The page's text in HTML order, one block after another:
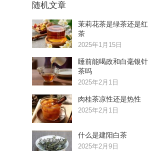
随机文章
茉莉花茶是绿茶还是红
茶
2025年1月15日
睡前能喝政和白毫银针
茶吗
2025年2月1日
肉桂茶凉性还是热性
2025年2月1日
什么是建阳白茶
2025年2月9日